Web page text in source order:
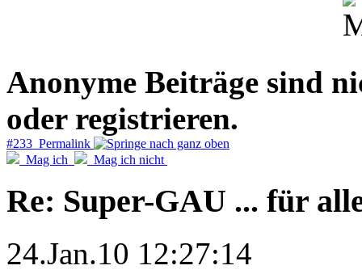
Anonyme Beiträge sind
oder registrieren.
#233 Permalink
Mag ich
Mag ich nicht
Re: Super-GAU ... für
24.Jan.10 12:27:14